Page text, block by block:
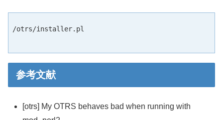
/otrs/installer.pl
参考文献
[otrs] My OTRS behaves bad when running with